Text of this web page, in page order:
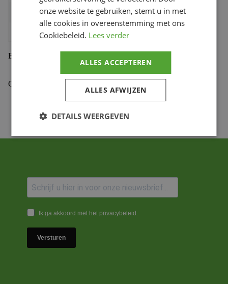
Bihr productcode 1108987002,464.50.L
Productmerk
Beoordelingen (0)
Gekoppelde Motoren
Ik ga akkoord met het privacybeleid.
Versturen
onze website te gebruiken, stemt u in met
alle cookies in overeenstemming met ons
Cookiebeleid. Lees verder
ALLES ACCEPTEREN
ALLES AFWIJZEN
DETAILS WEERGEVEN